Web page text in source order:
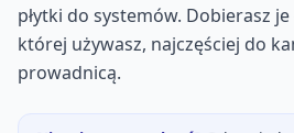
płytki do systemów. Dobierasz
której używasz, najczęściej do
prowadnicą.